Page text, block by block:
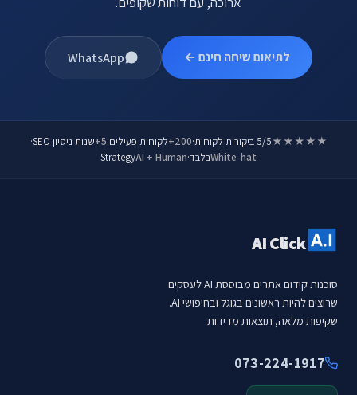
לתיאום שיחה חינם ← WhatsApp
★★★★★5/5 ביקורות לקוחות ·
200+ לקוחות פעילים·
5+ שנות ניסיון SEO
·
White-hatבלבד·
AI + Human
Strategy
AI Click
סוכנות קידום אתרים מבוססת AI לעסקים
שרוצים להיות ראשונים בגוגל ובחיפושי AI.
שקיפות מלאה, תוצאות מדידות.
073-224-1917